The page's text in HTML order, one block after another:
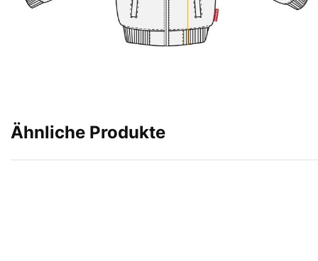
Ähnliche Produkte